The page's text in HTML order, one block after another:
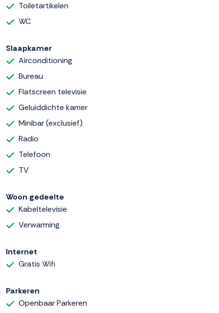
Toiletartikelen
WC
Slaapkamer
Airconditioning
Bureau
Flatscreen televisie
Geluiddichte kamer
Minibar (exclusief)
Radio
Telefoon
TV
Woon gedeelte
Kabeltelevisie
Verwarming
Internet
Gratis Wifi
Parkeren
Openbaar Parkeren